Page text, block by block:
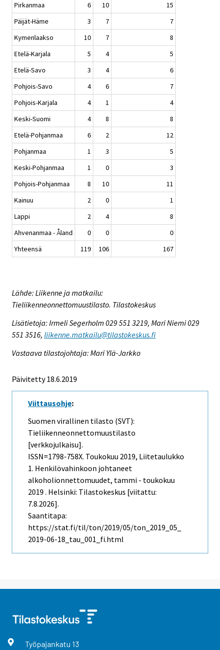
Pirkanmaa
6 10
15
Päijät-Häme
3 7
7
Kymenlaakso
10 7
8
Etelä-Karjala
5 4
5
Etelä-Savo
3 4
6
Pohjois-Savo
4 6
7
Pohjois-Karjala
4 1
4
Keski-Suomi
4 8
8
Etelä-Pohjanmaa
6 2
12
Pohjanmaa
1 3
5
Keski-Pohjanmaa
1 0
3
Pohjois-Pohjanmaa
8 10
11
Kainuu
2 0
1
Lappi
2 4
8
Ahvenanmaa - Åland
0 0
0
Yhteensä
119 106 167
Lähde: Liikenne ja matkailu:
Tieliikenneonnettomuustilasto. Tilastokeskus
Lisätietoja: Irmeli Segerholm 029 551 3219, Mari Niemi 029
551 3516, liikenne.matkailu@tilastokeskus.fi
Vastaava tilastojohtaja: Mari Ylä-Jarkko
Päivitetty 18.6.2019
Viittausohje:
Suomen virallinen tilasto (SVT):
Tieliikenneonnettomuustilasto
[verkkojulkaisu].
ISSN=1798-758X. Toukokuu 2019, Liitetaulukko
1. Henkilövahinkoon johtaneet
alkoholionnettomuudet, tammi - toukokuu
2019 . Helsinki: Tilastokeskus [viitattu:
7.8.2026].
Saantitapa:
https://stat.fi/til/ton/2019/05/ton_2019_05_
2019-06-18_tau_001_fi.html
Työpajankatu 13